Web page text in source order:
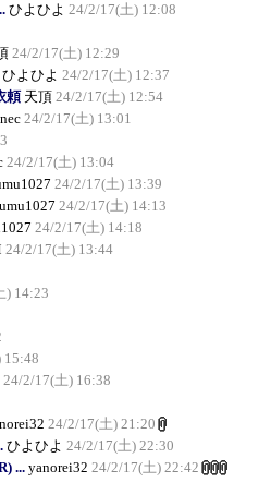
ひよひよ 24/2/17(土) 12:08
24/2/17(土) 12:29
ひよひよ 24/2/17(土) 12:37
頼 天頂 24/2/17(土) 12:54
24/2/17(土) 13:01
24/2/17(土) 13:04
24/2/17(土) 13:39
24/2/17(土) 14:13
24/2/17(土) 14:18
24/2/17(土) 13:44
) 14:23
15:48
24/2/17(土) 16:38
24/2/17(土) 21:20
ひよひよ 24/2/17(土) 22:30
...yanorei32 24/2/17(土) 22:42